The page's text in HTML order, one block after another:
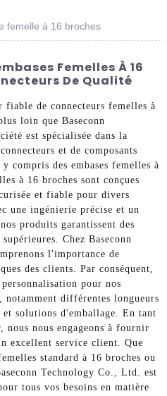
femelle à 16 broches
Femelles À 16
De Qualité
fiable de connecteurs femelles à
loin que Baseconn
est spécialisée dans la
et de composants
compris des embases femelles à
à 16 broches sont conçues
et fiable pour divers
une ingénierie précise et un
produits garantissent des
Chez Baseconn
l'importance de
des clients. Par conséquent,
pour nos
notamment différentes longueurs
et solutions d'emballage. En tant
nous nous engageons à fournir
excellent service client. Que
standard à 16 broches ou
Technology Co., Ltd. est
tous vos besoins en matière